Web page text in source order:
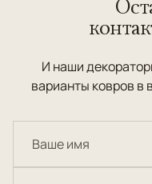
И наши
варианты ковров в